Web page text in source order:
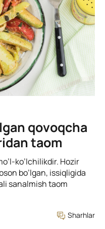
qovoqcha
taom
ko’lchilikdir. Hozir
bo’lgan, issiqligida
sanalmish taom
Sharhlar